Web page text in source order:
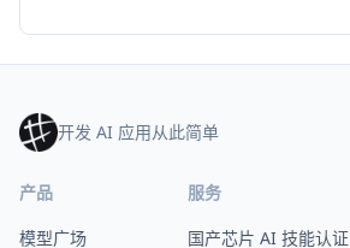
开发 AI 应用从此简单
产品
模型广场
服务
国产芯片 AI 技能认证